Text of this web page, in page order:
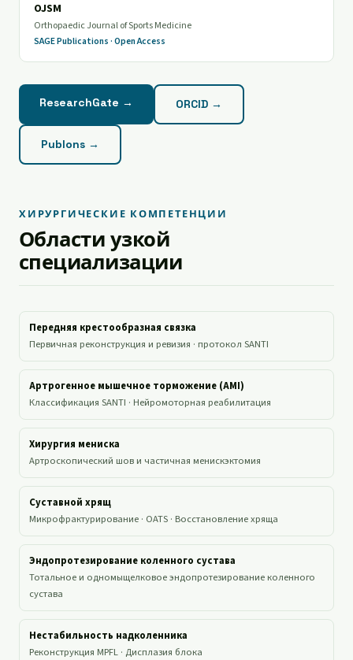
OJSM
Orthopaedic Journal of Sports Medicine
SAGE Publications · Open Access
ResearchGate → ORCID →
Publons →
ХИРУРГИЧЕСКИЕ КОМПЕТЕНЦИИ
Области узкой
специализации
Передняя крестообразная связка
Первичная реконструкция и ревизия · протокол SANTI
Артрогенное мышечное торможение (AMI)
Классификация SANTI · Нейромоторная реабилитация
Хирургия мениска
Артроскопический шов и частичная менискэктомия
Суставной хрящ
Микрофрактурирование · OATS · Восстановление хряща
Эндопротезирование коленного сустава
Тотальное и одномыщелковое эндопротезирование коленного
сустава
Нестабильность надколенника
Реконструкция MPFL · Дисплазия блока